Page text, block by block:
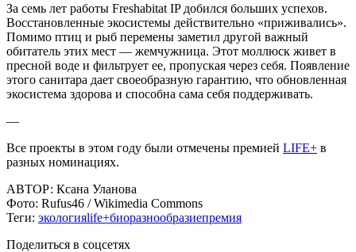
За семь лет работы Freshabitat IP добился больших успехов.
Восстановленные экосистемы действительно «приживались».
Помимо птиц и рыб перемены заметил другой важный
обитатель этих мест — жемчужница. Этот моллюск живет в
пресной воде и фильтрует ее, пропуская через себя. Появление
этого санитара дает своеобразную гарантию, что обновленная
экосистема здорова и способна сама себя поддерживать.
—
Все проекты в этом году были отмечены премией LIFE+ в
разных номинациях.
АВТОР: Ксана Уланова
Фото: Rufus46 / Wikimedia Commons
Теги: экологияlife+биоразнообразиепремия
Поделиться в соцсетях